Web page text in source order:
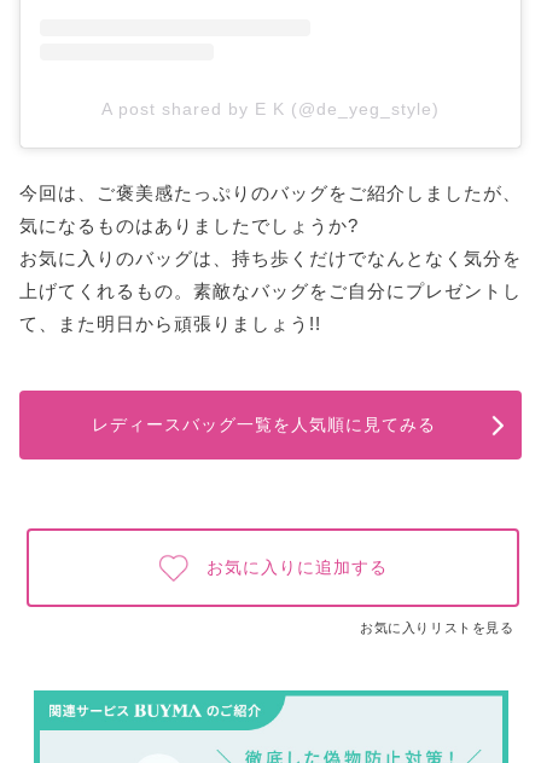
A post shared by E K (@de_yeg_style)
今回は、ご褒美感たっぷりのバッグをご紹介しましたが、
気になるものはありましたでしょうか?
お気に入りのバッグは、持ち歩くだけでなんとなく気分を
上げてくれるもの。素敵なバッグをご自分にプレゼントし
て、また明日から頑張りましょう!!
レディースバッグ一覧を人気順に見てみる
お気に入りに追加する
お気に入りリストを見る